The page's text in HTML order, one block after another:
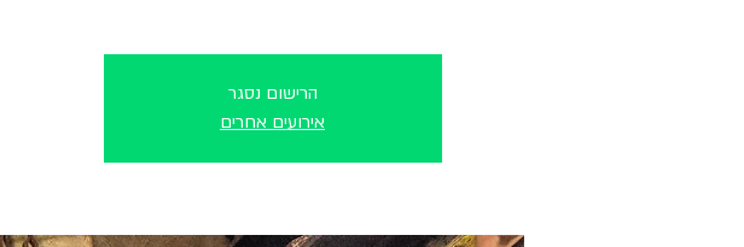
הרישום נסגר
אירועים אחרים